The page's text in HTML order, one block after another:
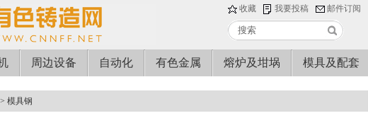
收藏 我要投稿 邮件订阅
周边设备 自动化 有色金属 熔炉及坩埚 模具及配套
> 模具钢